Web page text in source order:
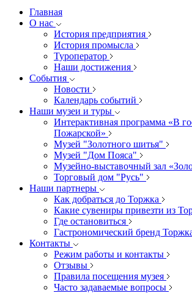
Главная
О нас
История предприятия
История промысла
Туроператор
Наши достижения
События
Новости
Календарь событий
Наши музеи и туры
Интерактивная программа «В
Пожарской»
Музей "Золотного шитья"
Музей "Дом Пояса"
Музейно-выставочный зал
Торговый дом "Русь"
Наши партнеры
Как добраться до Торжка
Какие сувениры привезти из
Где остановиться
Гастрономический бренд
Контакты
Режим работы и контакты
Отзывы
Правила посещения музея
Часто задаваемые вопросы